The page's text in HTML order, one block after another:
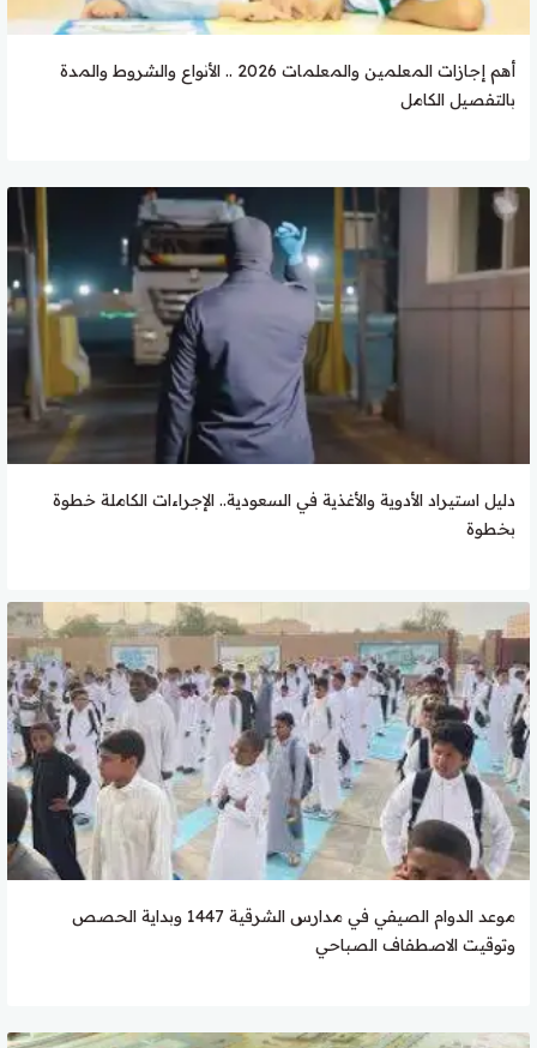
أهم إجازات المعلمين والمعلمات 2026 .. الأنواع والشروط والمدة
بالتفصيل الكامل
دليل استيراد الأدوية والأغذية في السعودية.. الإجراءات الكاملة خطوة
بخطوة
موعد الدوام الصيفي في مدارس الشرقية 1447 وبداية الحصص
وتوقيت الاصطفاف الصباحي